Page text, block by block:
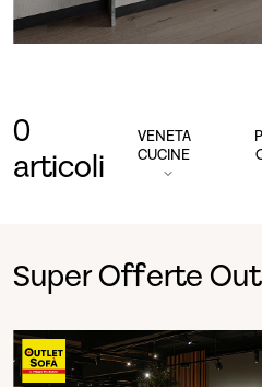
0
articoli
VENETA
CUCINE
Super Offerte